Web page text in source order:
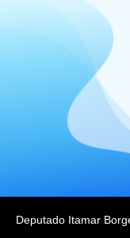
Deputado Itamar